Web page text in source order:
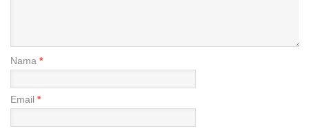
Nama *
Email *